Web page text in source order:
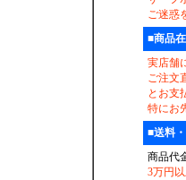
ご迷惑
■商品
実店舗
ご注文
とお支
特にお
■送料
商品代
3万円